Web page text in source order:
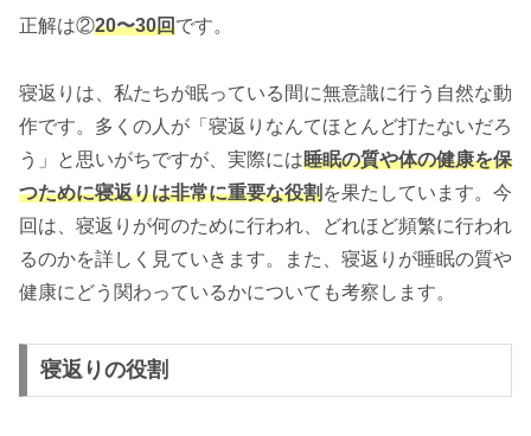
正解は②20〜30回です。
寝返りは、私たちが眠っている間に無意識に行う自然な動
作です。多くの人が「寝返りなんてほとんど打たないだろ
う」と思いがちですが、実際には睡眠の質や体の健康を保
つために寝返りは非常に重要な役割を果たしています。今
回は、寝返りが何のために行われ、どれほど頻繁に行われ
るのかを詳しく見ていきます。また、寝返りが睡眠の質や
健康にどう関わっているかについても考察します。
寝返りの役割